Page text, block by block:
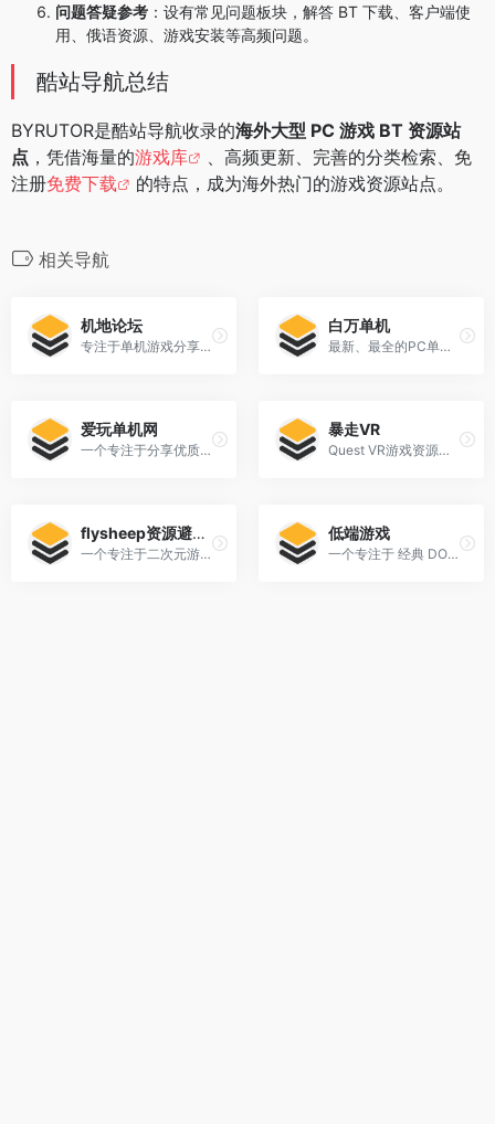
问题答疑参考 ：设有常见问题板块，解答 BT 下载、客户端使
用、俄语资源、游戏安装等高频问题。
酷站导航总结
BYRUTOR是酷站导航收录的海外大型 PC 游戏 BT 资源站
点 ，凭借海量的游戏库
、高频更新、完善的分类检索、免
注册免费下载 的特点，成为海外热门的游戏资源站点。
相关导航
机地论坛
专注于单机游戏分享、免费下载、热门游戏推荐、攻略秘籍及玩家互动。
白万单机
最新、最全的PC单机游戏免费下载，涵盖动作、角色扮演、策略、射击等热门大作，所有游戏均为绿色免安装版，解压即玩，持续每日更新！
爱玩单机网
一个专注于分享优质PC单机游戏资源的网站，致力于为广大玩家打造一个便捷、安全、内容丰富的游戏下载平台。
暴走VR
Quest VR游戏资源的老牌分享站。
flysheep资源避难所
一个专注于二次元游戏资源的免费下载平台。
低端游戏
一个专注于 经典 DOS 与 Windows 游戏在线游玩 的网站。